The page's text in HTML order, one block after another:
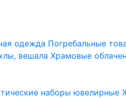
одежда Погребальные
вешалаХрамовые
наборы ювелирные